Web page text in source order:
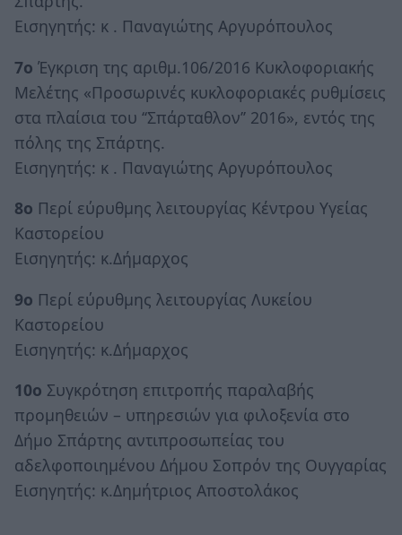
Εισηγητής: κ . Παναγιώτης Αργυρόπουλος
7ο Έγκριση της αριθμ.106/2016 Κυκλοφοριακής
Μελέτης «Προσωρινές κυκλοφοριακές ρυθμίσεις
στα πλαίσια του ‘‘Σπάρταθλον’’ 2016», εντός της
πόλης της Σπάρτης.
Εισηγητής: κ . Παναγιώτης Αργυρόπουλος
8ο Περί εύρυθμης λειτουργίας Κέντρου Υγείας
Καστορείου
Εισηγητής: κ.Δήμαρχος
9ο Περί εύρυθμης λειτουργίας Λυκείου
Καστορείου
Εισηγητής: κ.Δήμαρχος
10ο Συγκρότηση επιτροπής παραλαβής
προμηθειών – υπηρεσιών για φιλοξενία στο
Δήμο Σπάρτης αντιπροσωπείας του
αδελφοποιημένου Δήμου Σοπρόν της Ουγγαρίας
Εισηγητής: κ.Δημήτριος Αποστολάκος